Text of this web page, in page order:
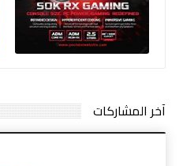
آخر المشاركات